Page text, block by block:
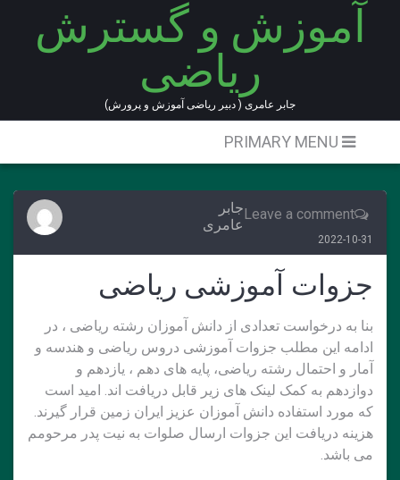
آموزش و گسترش
ریاضی
جابر عامری ( دبیر ریاضی آموزش و پرورش)
Leave a commentجابر
عامری
2022-10-31
جزوات آموزشی ریاضی
بنا به درخواست تعدادی از دانش آموزان رشته ریاضی ، در
ادامه این مطلب جزوات آموزشی دروس ریاضی و هندسه و
آمار و احتمال رشته ریاضی، پایه های دهم ، یازدهم و
دوازدهم به کمک لینک های زیر قابل دریافت اند. امید است
که مورد استفاده دانش آموزان عزیز ایران زمین قرار گیرند.
هزینه دریافت این جزوات ارسال صلوات به نیت پدر مرحومم
می باشد.